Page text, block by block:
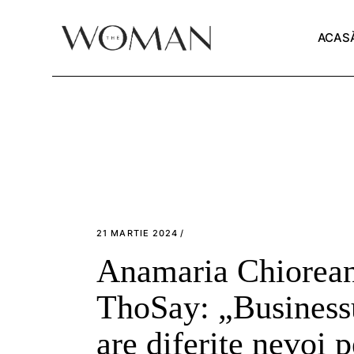
21 MARTIE 2024
Anamaria
ThoSay:
are diferite nevoi